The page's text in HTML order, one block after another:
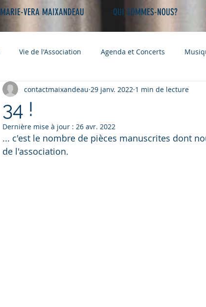
MARIE-VERA MAIXANDEAU QUI SOMMES-NOUS?
Vie de l'Association Agenda et Concerts
34 !
contactmaixandeau 29 janv. 2022 1 min de lecture
Dernière mise à jour : 26 avr. 2022
... c'est le nombre de pièces manuscrites dont
de l'association.